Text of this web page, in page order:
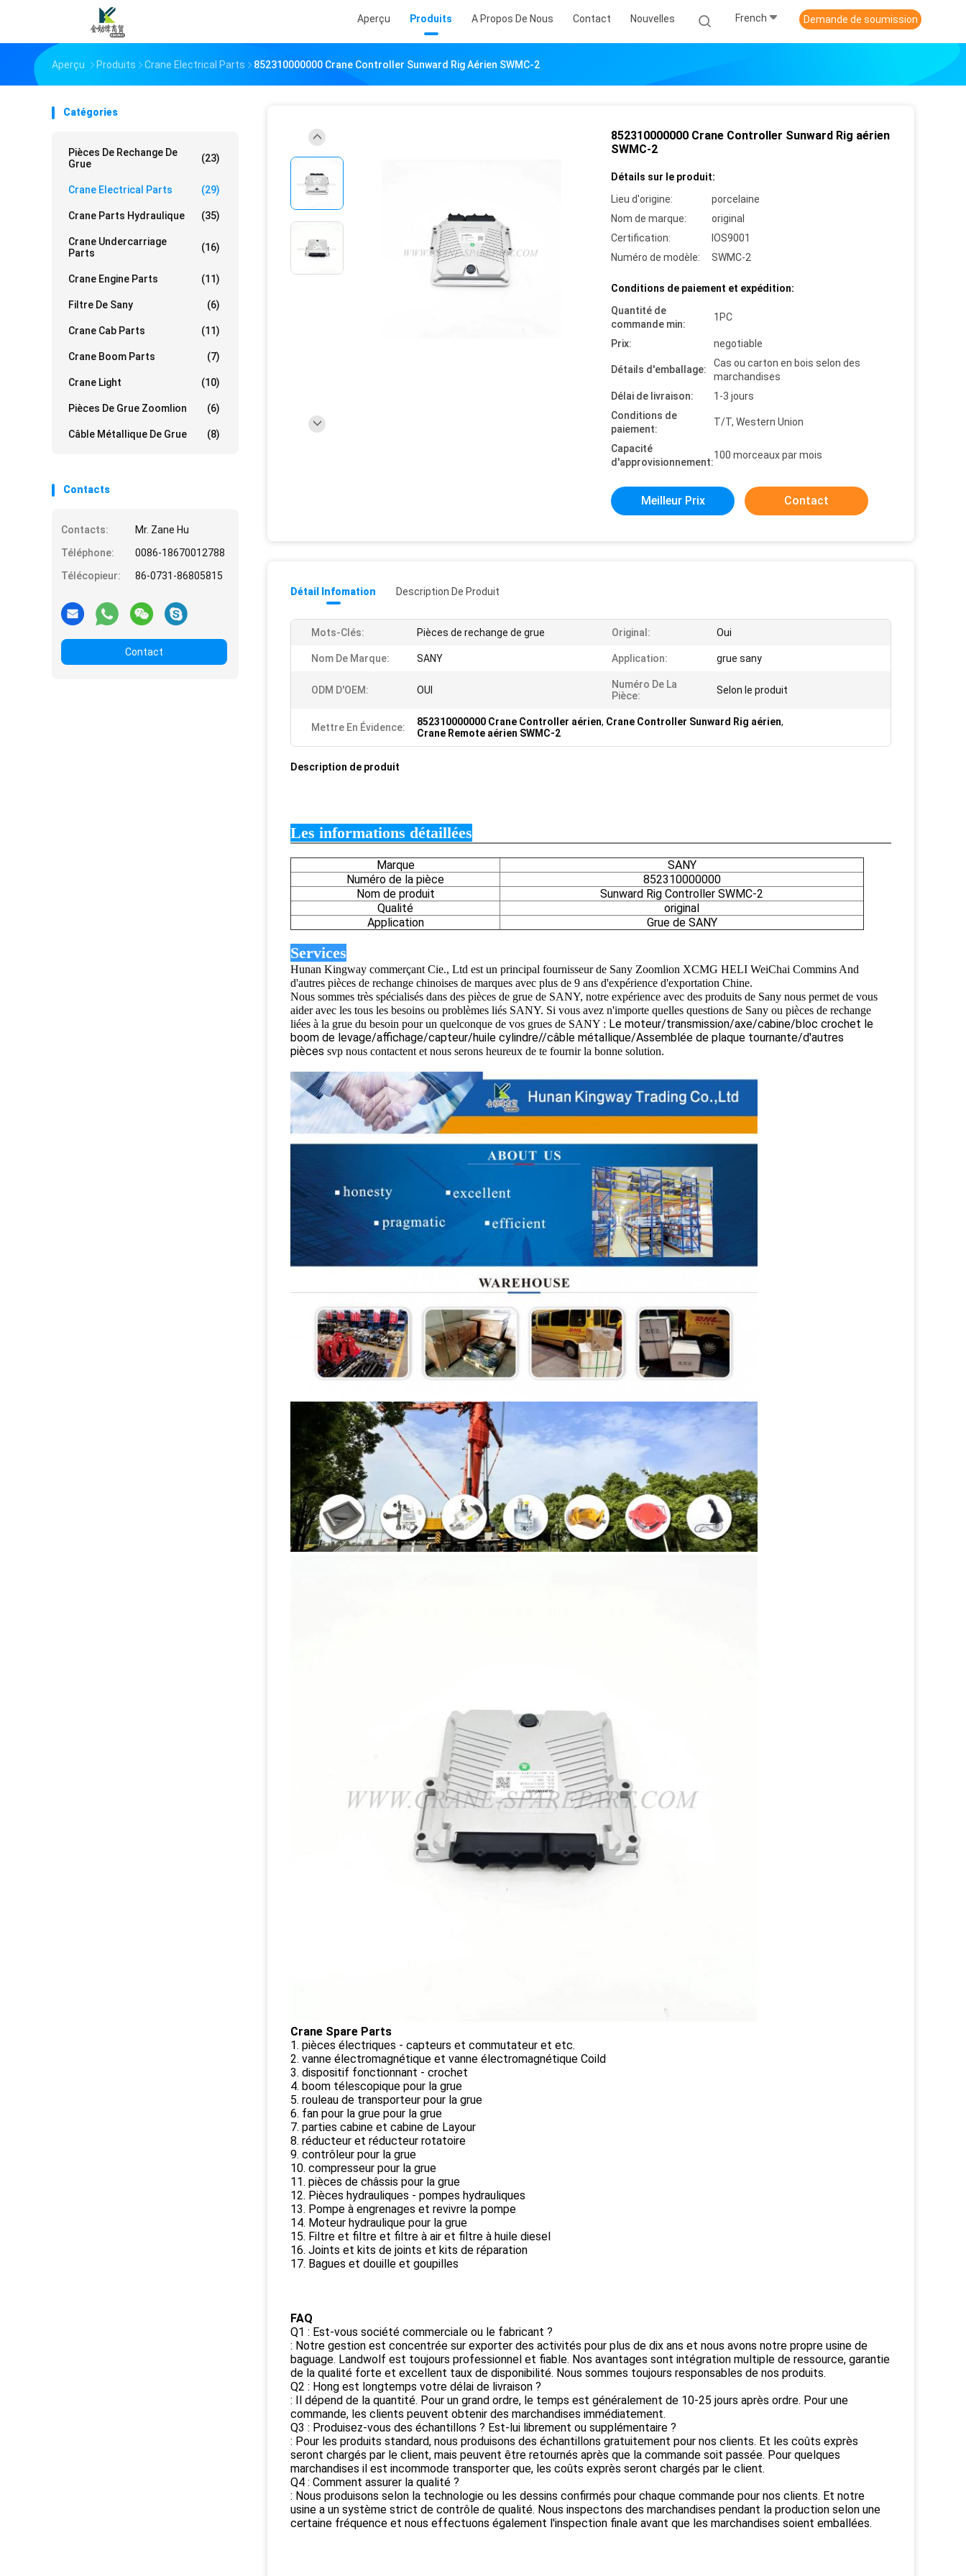
Aperçu Produits A Propos De Nous Contact Nouvelles French Demande de soumission
Aperçu Produits Crane Electrical Parts 852310000000 Crane Controller Sunward Rig Aérien SWMC-2
Catégories
Pièces De Rechange De
Grue
(23)
Crane Electrical Parts (29)
Crane Parts Hydraulique (35)
Crane Undercarriage
Parts
(16)
Crane Engine Parts (11)
Filtre De Sany (6)
Crane Cab Parts (11)
Crane Boom Parts (7)
Crane Light (10)
Pièces De Grue Zoomlion (6)
Câble Métallique De Grue (8)
Contacts
Contacts:
Mr. Zane Hu
Téléphone:
0086-18670012788
Télécopieur:
86-0731-86805815
Contact
852310000000 Crane Controller Sunward Rig aérien
SWMC-2
Détails sur le produit:
Lieu d'origine:
porcelaine
Nom de marque:
original
Certification:
IOS9001
Numéro de modèle:
SWMC-2
Conditions de paiement et expédition:
Quantité de
commande min:
1PC
Prix: negotiable
Détails d'emballage:
Cas ou carton en bois selon des
marchandises
Délai de livraison:
1-3 jours
Conditions de
paiement:
T/T, Western Union
Capacité
d'approvisionnement:
100 morceaux par mois
Meilleur Prix Contact
Détail Infomation Description De Produit
Mots-Clés: Pièces de rechange de grue Original: Oui
Nom De Marque: SANY Application: grue sany
ODM D'OEM: OUI
Numéro De La
Pièce:
Selon le produit
Mettre En Évidence: 852310000000 Crane Controller aérien, Crane Controller Sunward Rig aérien,
Crane Remote aérien SWMC-2
Description de produit
Les informations détaillées
Marque
SANY
Numéro de la pièce
852310000000
Nom de produit
Sunward Rig Controller SWMC-2
Qualité
original
Application
Grue de SANY
Services
Hunan Kingway commerçant Cie., Ltd est un principal fournisseur de Sany Zoomlion XCMG HELI WeiChai Commins And
d'autres pièces de rechange chinoises de marques avec plus de 9 ans d'expérience d'exportation Chine.
Nous sommes très spécialisés dans des pièces de grue de SANY, notre expérience avec des produits de Sany nous permet de vous
aider avec les tous les besoins ou problèmes liés SANY. Si vous avez n'importe quelles questions de Sany ou pièces de rechange
liées à la grue du besoin pour un quelconque de vos grues de SANY : Le moteur/transmission/axe/cabine/bloc crochet le
boom de levage/affichage/capteur/huile cylindre//câble métallique/Assemblée de plaque tournante/d'autres
pièces svp nous contactent et nous serons heureux de te fournir la bonne solution.
Crane Spare Parts
1. pièces électriques - capteurs et commutateur et etc.
2. vanne électromagnétique et vanne électromagnétique Coild
3. dispositif fonctionnant - crochet
4. boom télescopique pour la grue
5. rouleau de transporteur pour la grue
6. fan pour la grue pour la grue
7. parties cabine et cabine de Layour
8. réducteur et réducteur rotatoire
9. contrôleur pour la grue
10. compresseur pour la grue
11. pièces de châssis pour la grue
12. Pièces hydrauliques - pompes hydrauliques
13. Pompe à engrenages et revivre la pompe
14. Moteur hydraulique pour la grue
15. Filtre et filtre et filtre à air et filtre à huile diesel
16. Joints et kits de joints et kits de réparation
17. Bagues et douille et goupilles
FAQ
Q1 : Est-vous société commerciale ou le fabricant ?
: Notre gestion est concentrée sur exporter des activités pour plus de dix ans et nous avons notre propre usine de
baguage. Landwolf est toujours professionnel et fiable. Nos avantages sont intégration multiple de ressource, garantie
de la qualité forte et excellent taux de disponibilité. Nous sommes toujours responsables de nos produits.
Q2 : Hong est longtemps votre délai de livraison ?
: Il dépend de la quantité. Pour un grand ordre, le temps est généralement de 10-25 jours après ordre. Pour une
commande, les clients peuvent obtenir des marchandises immédiatement.
Q3 : Produisez-vous des échantillons ? Est-lui librement ou supplémentaire ?
: Pour les produits standard, nous produisons des échantillons gratuitement pour nos clients. Et les coûts exprès
seront chargés par le client, mais peuvent être retournés après que la commande soit passée. Pour quelques
marchandises il est incommode transporter que, les coûts exprès seront chargés par le client.
Q4 : Comment assurer la qualité ?
: Nous produisons selon la technologie ou les dessins confirmés pour chaque commande pour nos clients. Et notre
usine a un système strict de contrôle de qualité. Nous inspectons des marchandises pendant la production selon une
certaine fréquence et nous effectuons également l'inspection finale avant que les marchandises soient emballées.